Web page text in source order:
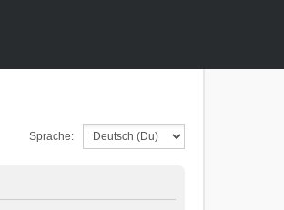
Sprache: